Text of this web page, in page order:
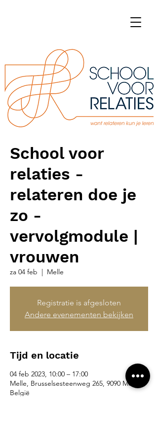
School voor
relaties -
relateren doe je
zo -
vervolgmodule |
vrouwen
za 04 feb
  |
Melle
Registratie is afgesloten
Andere evenementen bekijken
Tijd en locatie
04 feb 2023, 10:00 – 17:00
Melle, Brusselsesteenweg 265, 9090 Melle,
België